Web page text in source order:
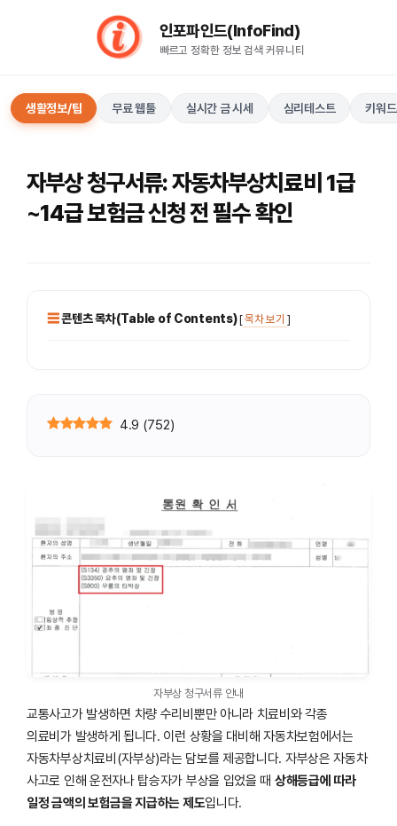
인포파인드(InfoFind)​​​​
빠르고 정확한 정보 검색 커뮤니티
생활정보/팁 무료 웹툴 실시간 금 시세 심리테스트 키워
자부상 청구서류: 자동차부상치료비 1급
~14급 보험금 신청 전 필수 확인
콘텐츠 목차(Table of Contents)[목차 보기 ]
4.9 (752)
자부상 청구서류 안내
교통사고가 발생하면 차량 수리비뿐만 아니라 치료비와 각종
의료비가 발생하게 됩니다. 이런 상황을 대비해 자동차보험에서는
자동차부상치료비(자부상)라는 담보를 제공합니다. 자부상은 자동차
사고로 인해 운전자나 탑승자가 부상을 입었을 때 상해등급에 따라
일정 금액의 보험금을 지급하는 제도입니다.